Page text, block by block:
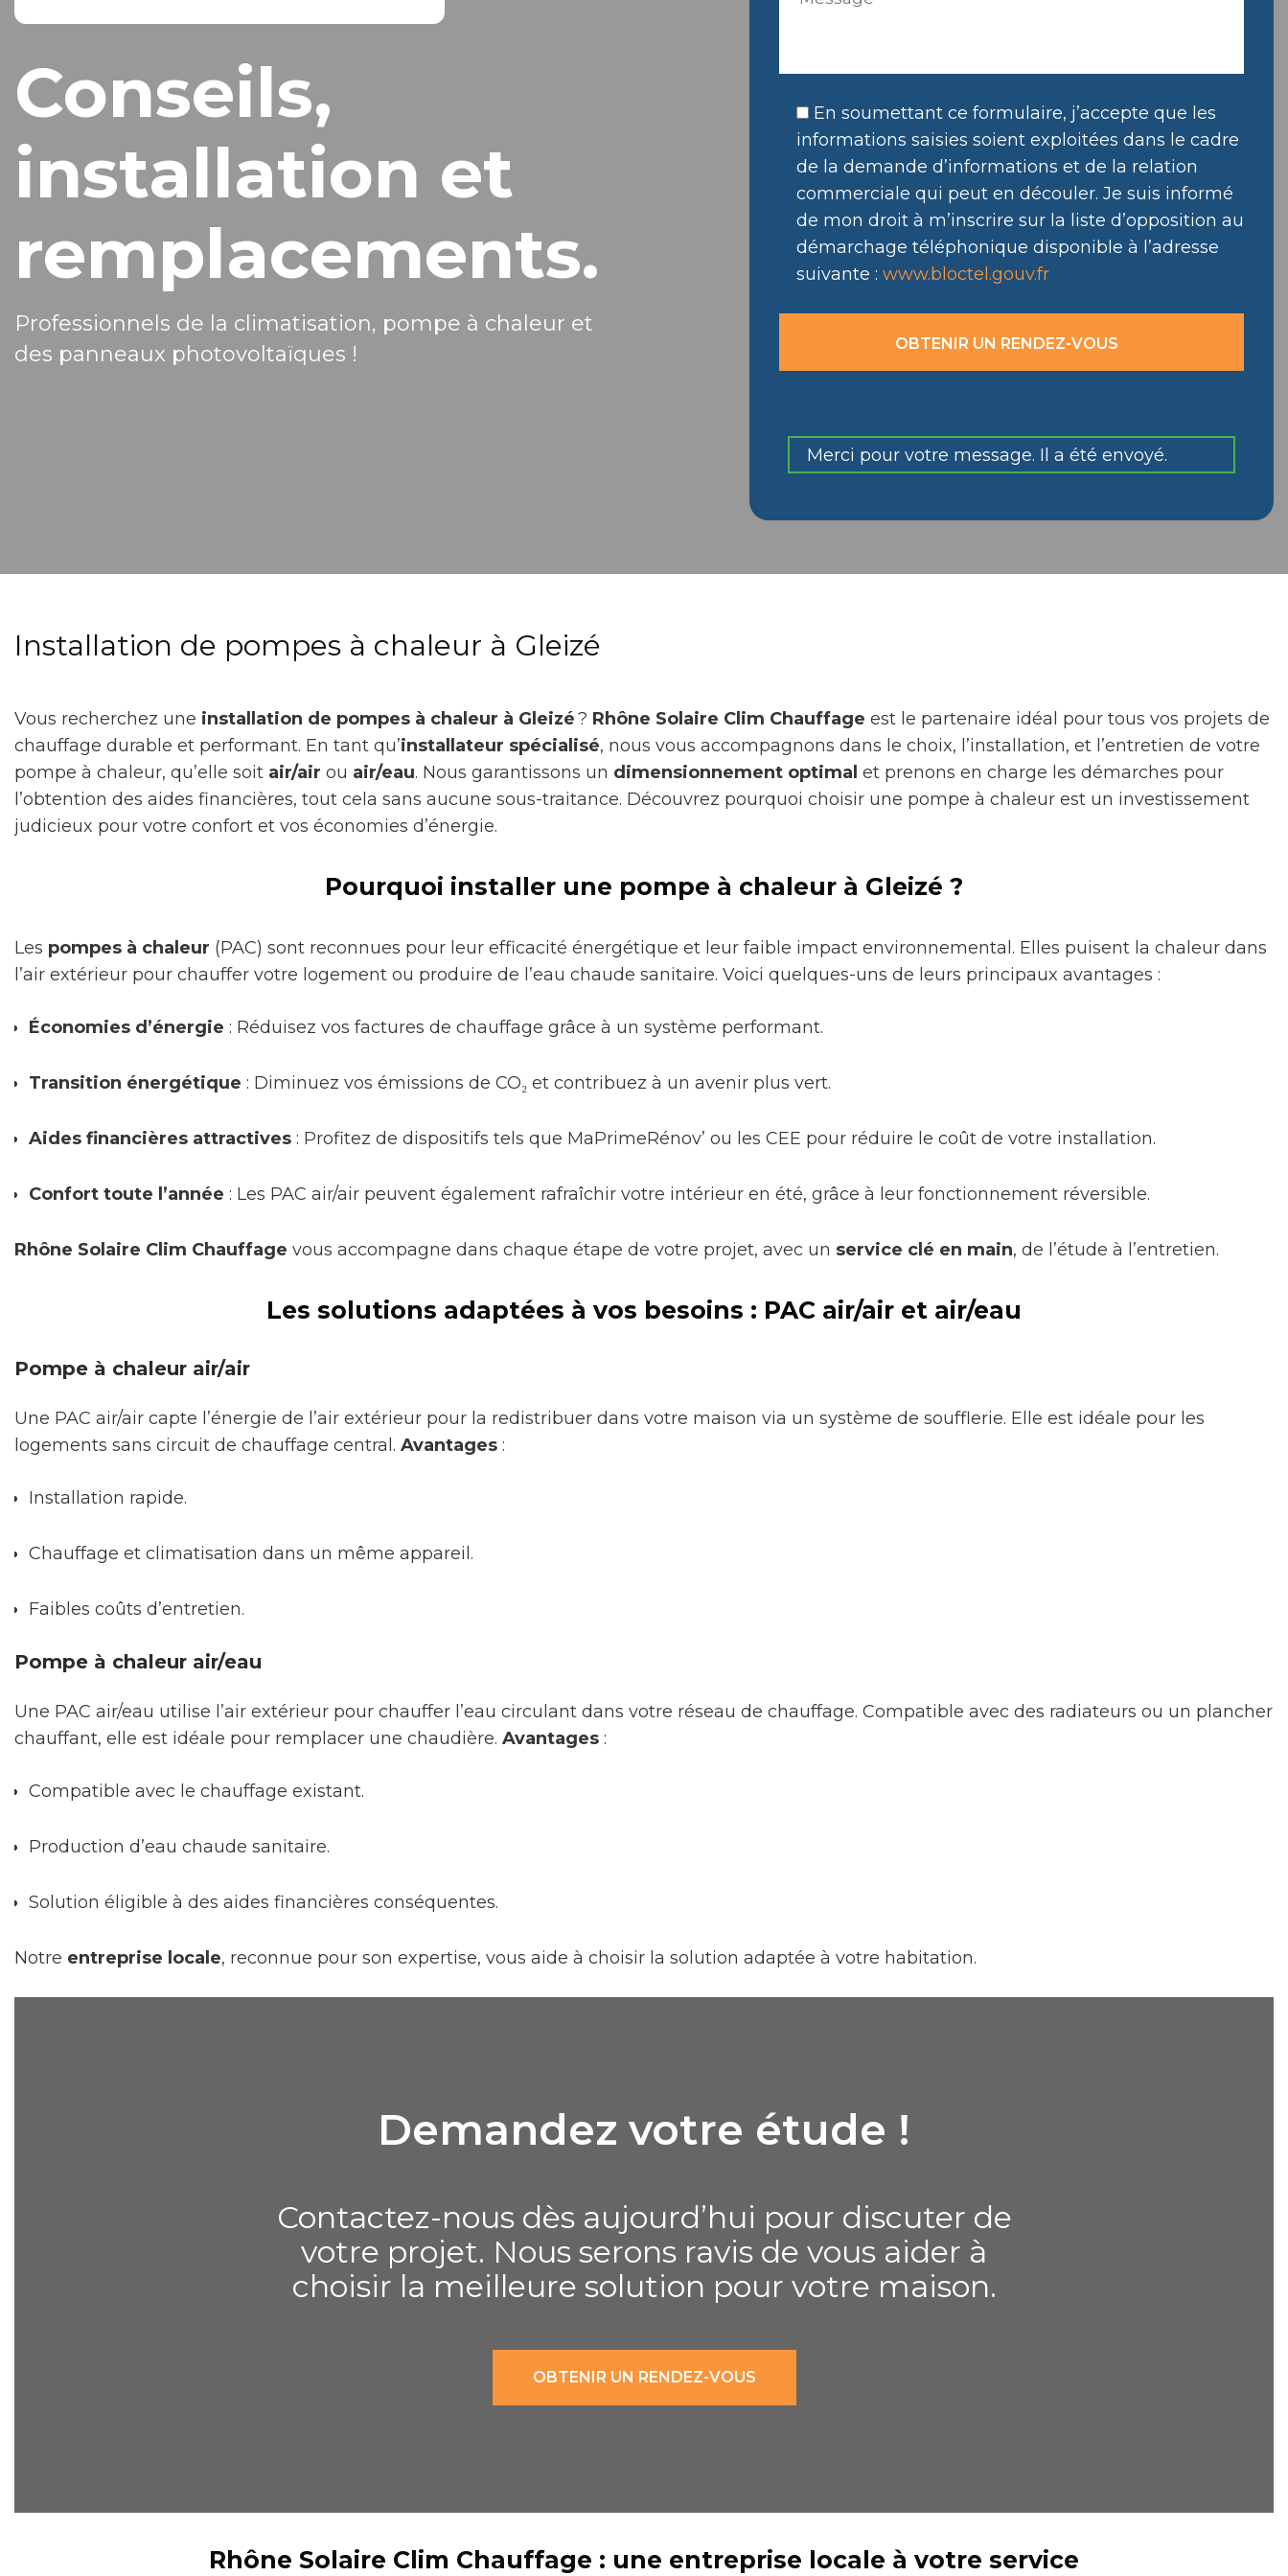
Conseils,
installation et
remplacements.
Professionnels de la climatisation, pompe à chaleur et
des panneaux photovoltaïques !
En soumettant ce formulaire, j’accepte que les
informations saisies soient exploitées dans le cadre
de la demande d’informations et de la relation
commerciale qui peut en découler. Je suis informé
de mon droit à m’inscrire sur la liste d’opposition au
démarchage téléphonique disponible à l’adresse
suivante : www.bloctel.gouv.fr
Merci pour votre message. Il a été envoyé.
Installation de pompes à chaleur à Gleizé
Vous recherchez une installation de pompes à chaleur à Gleizé? Rhône Solaire Clim Chauffage est le partenaire idéal pour tous vos projets de
chauffage durable et performant. En tant qu’installateur spécialisé, nous vous accompagnons dans le choix, l’installation, et l’entretien de votre
pompe à chaleur, qu’elle soit air/air ou air/eau. Nous garantissons un dimensionnement optimal et prenons en charge les démarches pour
l’obtention des aides financières, tout cela sans aucune sous-traitance. Découvrez pourquoi choisir une pompe à chaleur est un investissement
judicieux pour votre confort et vos économies d’énergie.
Pourquoi installer une pompe à chaleur à Gleizé ?
Les pompes à chaleur (PAC) sont reconnues pour leur efficacité énergétique et leur faible impact environnemental. Elles puisent la chaleur dans
l’air extérieur pour chauffer votre logement ou produire de l’eau chaude sanitaire. Voici quelques-uns de leurs principaux avantages :
Économies d’énergie : Réduisez vos factures de chauffage grâce à un système performant.
Transition énergétique : Diminuez vos émissions de CO₂ et contribuez à un avenir plus vert.
Aides financières attractives : Profitez de dispositifs tels que MaPrimeRénov’ ou les CEE pour réduire le coût de votre installation.
Confort toute l’année : Les PAC air/air peuvent également rafraîchir votre intérieur en été, grâce à leur fonctionnement réversible.
Rhône Solaire Clim Chauffage vous accompagne dans chaque étape de votre projet, avec un service clé en main, de l’étude à l’entretien.
Les solutions adaptées à vos besoins : PAC air/air et air/eau
Pompe à chaleur air/air
Une PAC air/air capte l’énergie de l’air extérieur pour la redistribuer dans votre maison via un système de soufflerie. Elle est idéale pour les
logements sans circuit de chauffage central. Avantages :
Installation rapide.
Chauffage et climatisation dans un même appareil.
Faibles coûts d’entretien.
Pompe à chaleur air/eau
Une PAC air/eau utilise l’air extérieur pour chauffer l’eau circulant dans votre réseau de chauffage. Compatible avec des radiateurs ou un plancher
chauffant, elle est idéale pour remplacer une chaudière. Avantages :
Compatible avec le chauffage existant.
Production d’eau chaude sanitaire.
Solution éligible à des aides financières conséquentes.
Notre entreprise locale, reconnue pour son expertise, vous aide à choisir la solution adaptée à votre habitation.
Demandez votre étude !
Contactez-nous dès aujourd’hui pour discuter de
votre projet. Nous serons ravis de vous aider à
choisir la meilleure solution pour votre maison.
OBTENIR UN RENDEZ-VOUS
Rhône Solaire Clim Chauffage : une entreprise locale à votre service